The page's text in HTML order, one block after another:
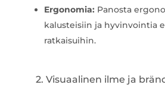
Ergonomia: Panosta
kalusteisiin ja hyvinvointia
ratkaisuihin.
2. Visuaalinen ilme ja